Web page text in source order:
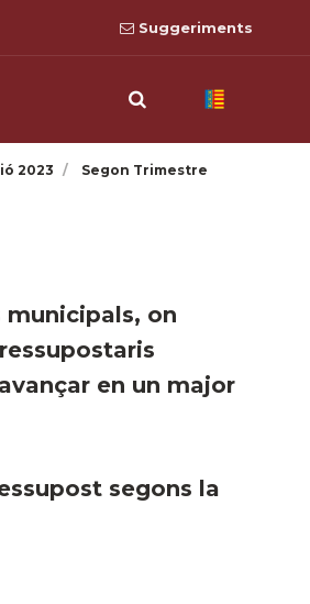
Suggeriments
2023 Segon Trimestre
on
en un major
segons la